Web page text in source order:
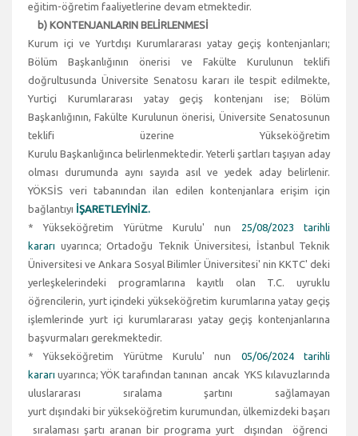
eğitim-öğretim faaliyetlerine devam etmektedir.
b) KONTENJANLARIN BELİRLENMESİ
Kurum içi ve Yurtdışı Kurumlararası yatay geçiş kontenjanları;
Bölüm Başkanlığının önerisi ve Fakülte Kurulunun teklifi
doğrultusunda Üniversite Senatosu kararı ile tespit edilmekte,
Yurtiçi Kurumlararası yatay geçiş kontenjanı ise; Bölüm
Başkanlığının, Fakülte Kurulunun önerisi, Üniversite Senatosunun
teklifi üzerine Yükseköğretim
Kurulu Başkanlığınca belirlenmektedir. Yeterli şartları taşıyan aday
olması durumunda aynı sayıda asıl ve yedek aday belirlenir.
YÖKSİS veri tabanından ilan edilen kontenjanlara erişim için
bağlantıyı İŞARETLEYİNİZ.
* Yükseköğretim Yürütme Kurulu' nun 25/08/2023 tarihli
kararı uyarınca; Ortadoğu Teknik Üniversitesi, İstanbul Teknik
Üniversitesi ve Ankara Sosyal Bilimler Üniversitesi' nin KKTC' deki
yerleşkelerindeki programlarına kayıtlı olan T.C. uyruklu
öğrencilerin, yurt içindeki yükseköğretim kurumlarına yatay geçiş
işlemlerinde yurt içi kurumlararası yatay geçiş kontenjanlarına
başvurmaları gerekmektedir.
* Yükseköğretim Yürütme Kurulu' nun 05/06/2024 tarihli
kararı uyarınca; YÖK tarafından tanınan ancak YKS kılavuzlarında
uluslararası sıralama şartını sağlamayan
yurt dışındaki bir yükseköğretim kurumundan, ülkemizdeki başarı
sıralaması şartı aranan bir programa yurt dışından öğrenci